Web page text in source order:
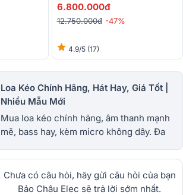
6.800.000đ
12.750.000đ -47%
4.9/5 (17)
Loa Kéo Chính Hãng, Hát Hay, Giá Tốt |
Nhiều Mẫu Mới
Mua loa kéo chính hãng, âm thanh mạnh
mẽ, bass hay, kèm micro không dây. Đa
bảo hành uy tín. 1900.0255
Chưa có câu hỏi, hãy gửi câu hỏi của bạn
Bảo Châu Elec sẽ trả lời sớm nhất.